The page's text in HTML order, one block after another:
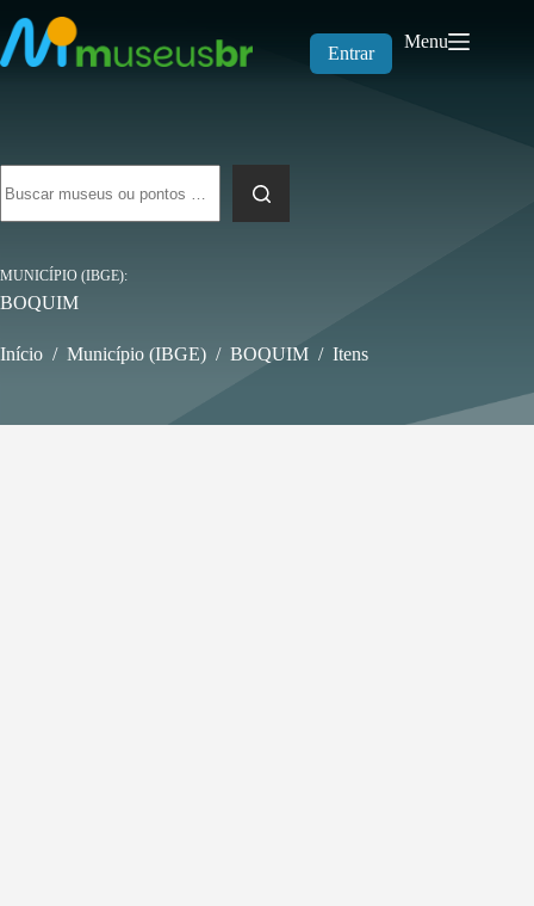
para
o
conteúdo
Entrar
Menu
resultados
MUNICÍPIO (IBGE)
BOQUIM
Início / Município (IBGE) / BOQUIM / Itens